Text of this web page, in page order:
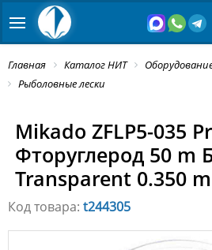
Главная Каталог НИТ
Рыболовные лески
Mikado ZFLP5-035
Фторуглерод 50 m
Transparent 0.350
Код товара: t244305